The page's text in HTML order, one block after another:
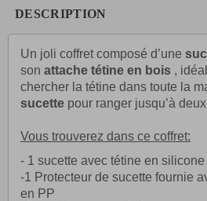
DESCRIPTION
Un joli coffret composé d’une
son attache tétine en bois ,
chercher la tétine dans toute la
sucette pour ranger jusqu’à
Vous trouverez dans ce coffret:
- 1 sucette avec tétine en silicone
-1
Protecteur de sucette fournie
en PP